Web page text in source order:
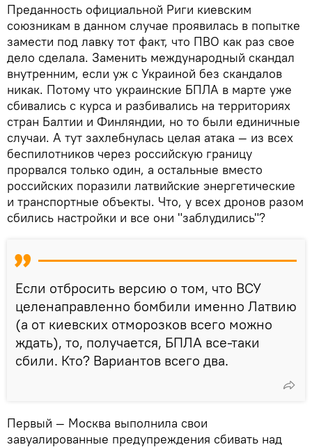
Преданность официальной Риги киевским
союзникам в данном случае проявилась в попытке
замести под лавку тот факт, что ПВО как раз свое
дело сделала. Заменить международный скандал
внутренним, если уж с Украиной без скандалов
никак. Потому что украинские БПЛА в марте уже
сбивались с курса и разбивались на территориях
стран Балтии и Финляндии, но то были единичные
случаи. А тут захлебнулась целая атака — из всех
беспилотников через российскую границу
прорвался только один, а остальные вместо
российских поразили латвийские энергетические
и транспортные объекты. Что, у всех дронов разом
сбились настройки и все они "заблудились"?
Если отбросить версию о том, что ВСУ
целенаправленно бомбили именно Латвию
(а от киевских отморозков всего можно
ждать), то, получается, БПЛА все-таки
сбили. Кто? Вариантов всего два.
Первый — Москва выполнила свои
завуалированные предупреждения сбивать над